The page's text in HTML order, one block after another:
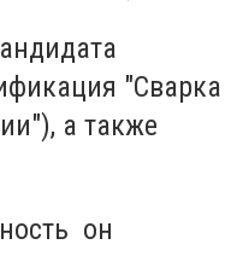
"Сварка
а также
он